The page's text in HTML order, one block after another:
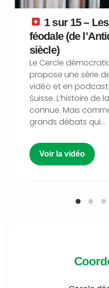
1 sur 15 –
féodale (de
siècle)
Le Cercle
propose une série
vidéo et en podcast
Suisse. L’histoire de
connue. Mais
grands débats qui...
Voir la vidéo